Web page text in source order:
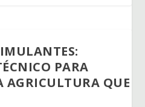
PARA
AGRICULTURA QUE